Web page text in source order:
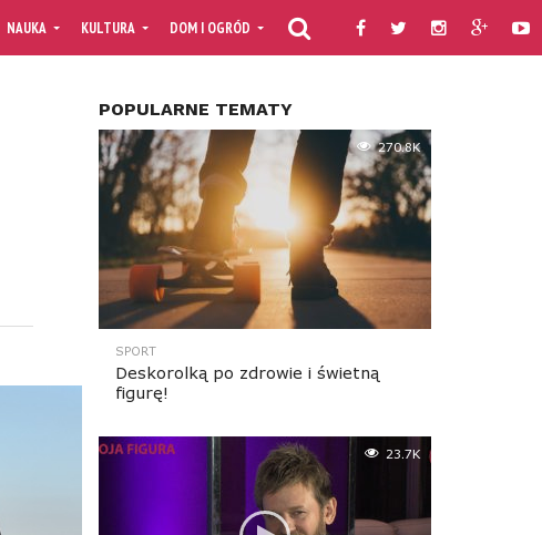
NAUKA KULTURA DOM I OGRÓD KULINARIA PORADNIKI TV
POPULARNE TEMATY
270.8K
SPORT
Deskorolką po zdrowie i świetną
figurę!
23.7K